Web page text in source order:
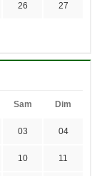
26 27
Sam Dim
03 04
10 11